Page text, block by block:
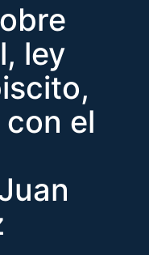
ley
el